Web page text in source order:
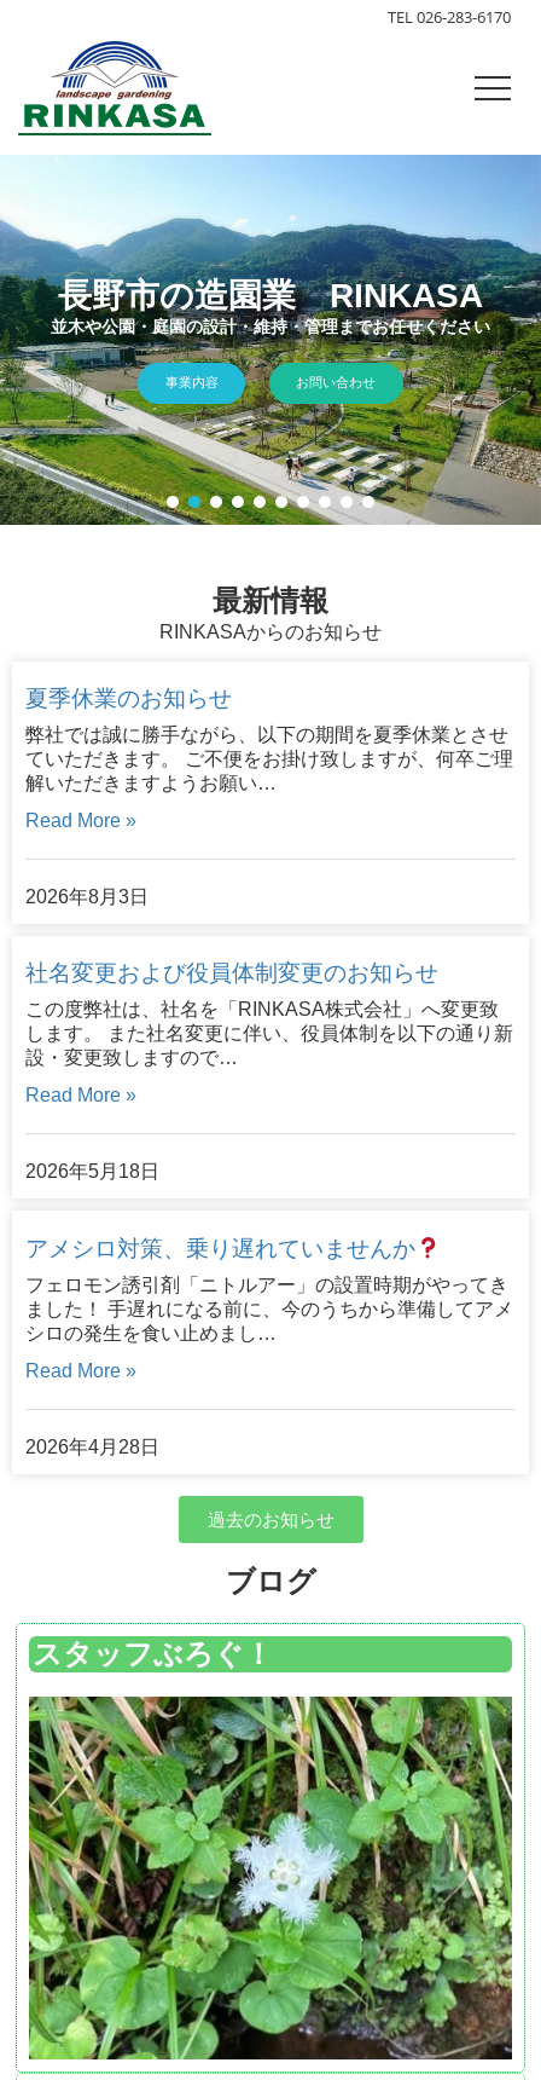
TEL 026-283-6170
事業内容 お問い合わせ
最新情報
RINKASAからのお知らせ
夏季休業のお知らせ
弊社では誠に勝手ながら、以下の期間を夏季休業とさせ
ていただきます。 ご不便をお掛け致しますが、何卒ご理
解いただきますようお願い…
Read More »
2026年8月3日
社名変更および役員体制変更のお知らせ
この度弊社は、社名を「RINKASA株式会社」へ変更致
します。 また社名変更に伴い、役員体制を以下の通り新
設・変更致しますので…
Read More »
2026年5月18日
アメシロ対策、乗り遅れていませんか
フェロモン誘引剤「ニトルアー」の設置時期がやってき
ました！ 手遅れになる前に、今のうちから準備してアメ
シロの発生を食い止めまし…
Read More »
2026年4月28日
過去のお知らせ
ブログ
スタッフぶろぐ！